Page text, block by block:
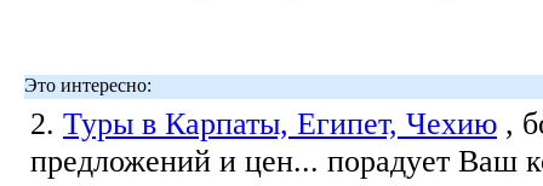
Это интересно:
2. Туры в Карпаты, Египет, Чехию ,
предложений и цен... порадует Ваш